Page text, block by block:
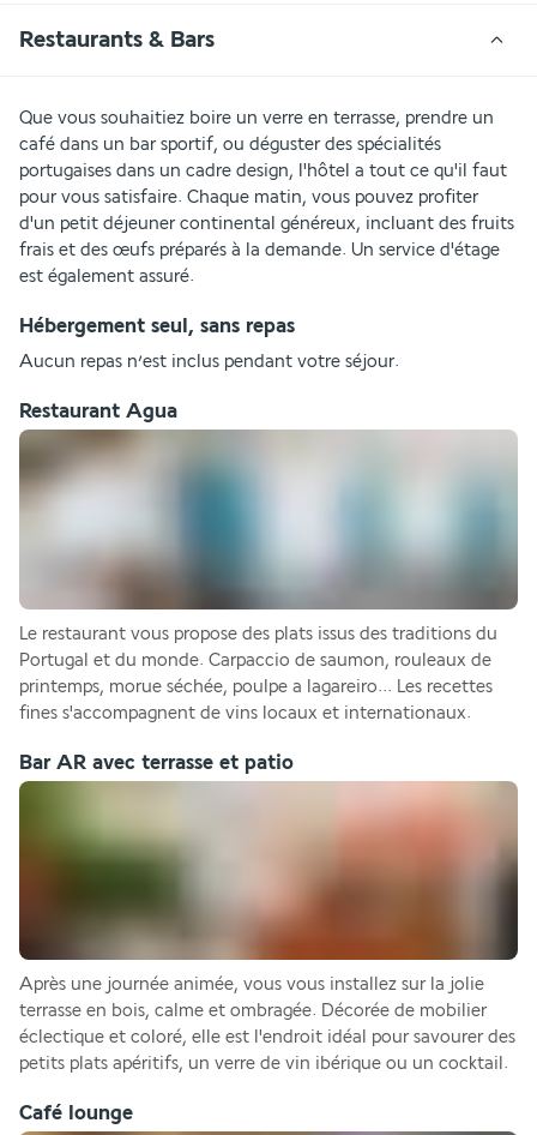
Restaurants & Bars
Que vous souhaitiez boire un verre en terrasse, prendre un
café dans un bar sportif, ou déguster des spécialités
portugaises dans un cadre design, l'hôtel a tout ce qu'il faut
pour vous satisfaire. Chaque matin, vous pouvez profiter
d'un petit déjeuner continental généreux, incluant des fruits
frais et des œufs préparés à la demande. Un service d'étage
est également assuré.
Hébergement seul, sans repas
Aucun repas n’est inclus pendant votre séjour.
Restaurant Agua
Le restaurant vous propose des plats issus des traditions du
Portugal et du monde. Carpaccio de saumon, rouleaux de
printemps, morue séchée, poulpe a lagareiro... Les recettes
fines s'accompagnent de vins locaux et internationaux.
Bar AR avec terrasse et patio
Après une journée animée, vous vous installez sur la jolie
terrasse en bois, calme et ombragée. Décorée de mobilier
éclectique et coloré, elle est l'endroit idéal pour savourer des
petits plats apéritifs, un verre de vin ibérique ou un cocktail.
Café lounge